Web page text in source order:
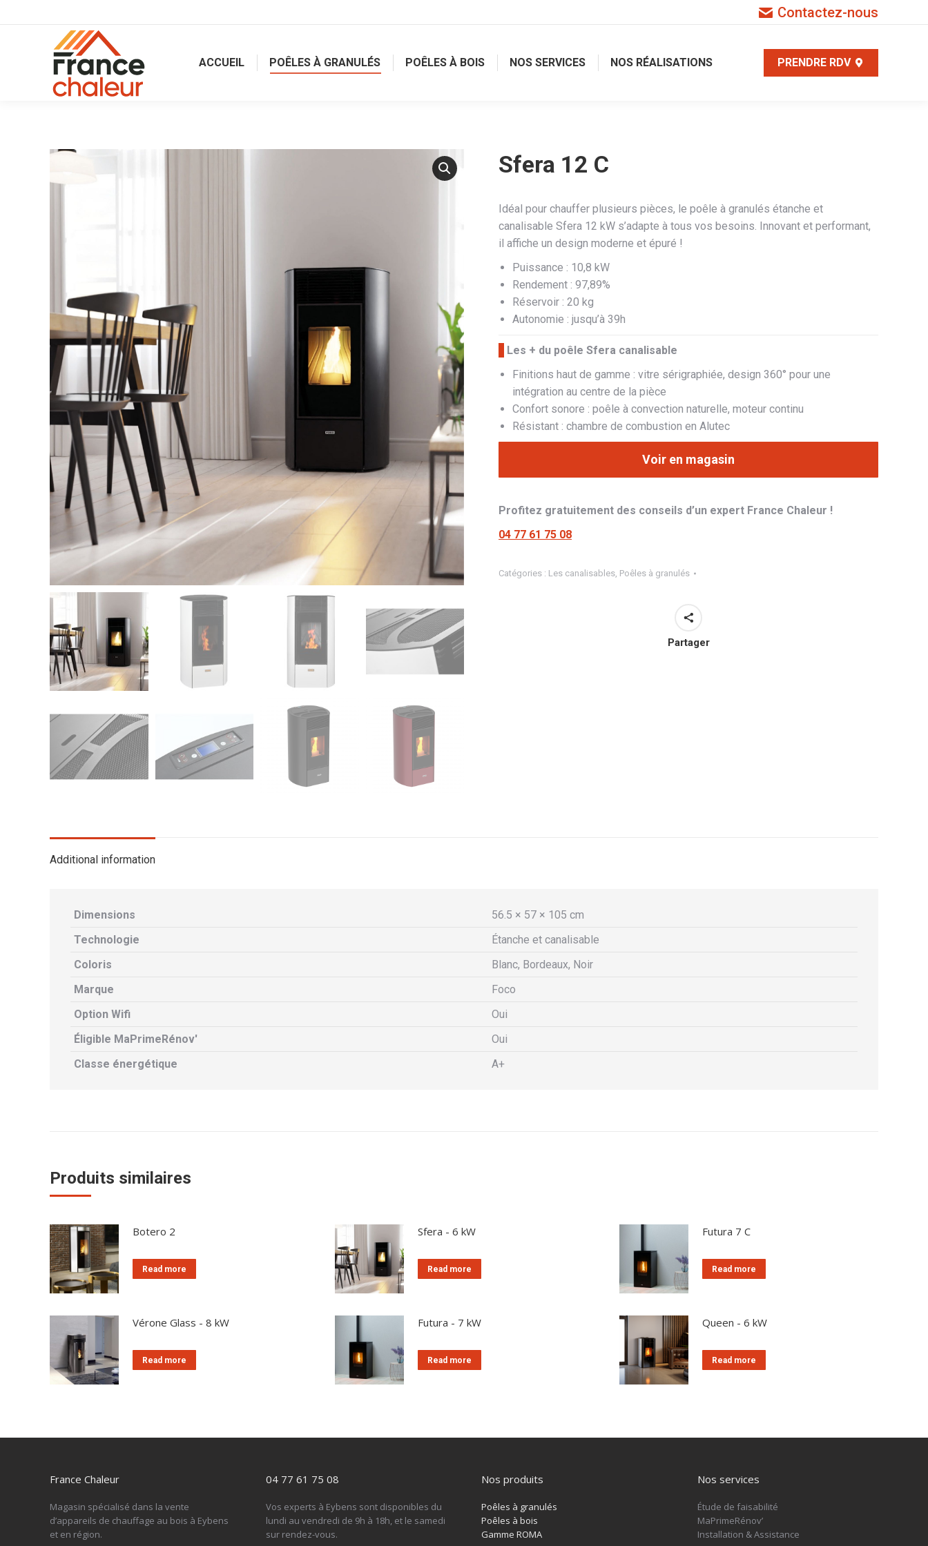
Contactez-nous
ACCUEIL POÊLES À GRANULÉS POÊLES À BOIS NOS SERVICES NOS RÉALISATIONS PRENDRE RDV
Sfera 12 C
Idéal pour chauffer plusieurs pièces, le poêle à granulés étanche et
canalisable Sfera 12 kW s’adapte à tous vos besoins. Innovant et performant,
il affiche un design moderne et épuré !
Puissance : 10,8 kW
Rendement : 97,89%
Réservoir : 20 kg
Autonomie : jusqu’à 39h
Les + du poêle Sfera canalisable
Finitions haut de gamme : vitre sérigraphiée, design 360° pour une
intégration au centre de la pièce
Confort sonore : poêle à convection naturelle, moteur continu
Résistant : chambre de combustion en Alutec
Voir en magasin
Profitez gratuitement des conseils d’un expert France Chaleur !
04 77 61 75 08
Catégories : Les canalisables, Poêles à granulés
Partager
Additional information
Dimensions
56.5 × 57 × 105 cm
Technologie
Étanche et canalisable
Coloris
Blanc, Bordeaux, Noir
Marque
Foco
Option Wifi
Oui
Éligible MaPrimeRénov'
Oui
Classe énergétique
A+
Produits similaires
Botero 2
Read more
Sfera - 6 kW
Read more
Futura 7 C
Read more
Vérone Glass - 8 kW
Read more
Futura - 7 kW
Read more
Queen - 6 kW
Read more
France Chaleur
Magasin spécialisé dans la vente
d’appareils de chauffage au bois à Eybens
et en région.
04 77 61 75 08
Vos experts à Eybens sont disponibles du
lundi au vendredi de 9h à 18h, et le samedi
sur rendez-vous.
Nos produits
Poêles à granulés
Poêles à bois
Gamme ROMA
Nos services
Étude de faisabilité
MaPrimeRénov’
Installation & Assistance